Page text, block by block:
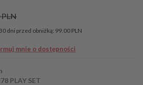
PLN
dni przed obniżką: 99.00 PLN
mnie o dostępności
PLAY SET